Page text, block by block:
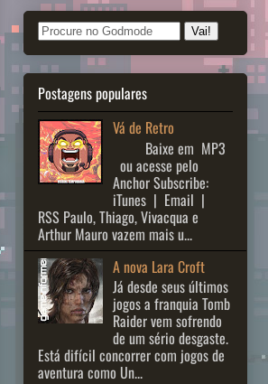
Postagens populares
Vá de Retro
Baixe em MP3
ou acesse pelo
Anchor Subscribe:
iTunes | Email |
RSS Paulo, Thiago, Vivacqua e
Arthur Mauro vazem mais u...
A nova Lara Croft
Já desde seus últimos
jogos a franquia Tomb
Raider vem sofrendo
de um sério desgaste.
Está difícil concorrer com jogos de
aventura como Un...